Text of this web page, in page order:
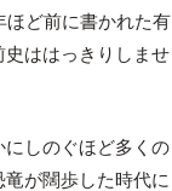
ほど前に書かれた有
ははっきりしませ
しのぐほど多くの
が闊歩した時代に